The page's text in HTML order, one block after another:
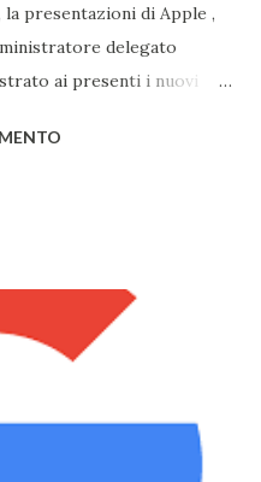
la presentazioni di Apple ,
delegato
ai presenti i nuovi
3 versioni (Watch, Sport,
è veramente
che di prestazioni: lo
ridotto fino a
grazie alla tecnologia
la pesantezza del